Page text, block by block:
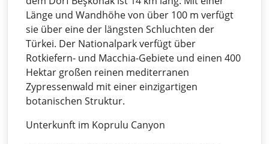
Länge und Wandhöhe von über 100 m verfügt
sie über eine der längsten Schluchten der
Türkei. Der Nationalpark verfügt über
Rotkiefern- und Macchia-Gebiete und einen 400
Hektar großen reinen mediterranen
Zypressenwald mit einer einzigartigen
botanischen Struktur.
Unterkunft im Koprulu Canyon